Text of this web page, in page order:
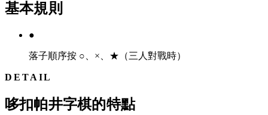
基本規則
●
落子順序按 ○、×、★（三人對戰時）
DETAIL
哆扣帕井字棋的特點